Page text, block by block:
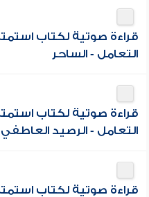
قراءة صوتية لكتاب
التعامل - الساحر
قراءة صوتية لكتاب
التعامل - الرصيد العاطفي
قراءة صوتية لكتاب